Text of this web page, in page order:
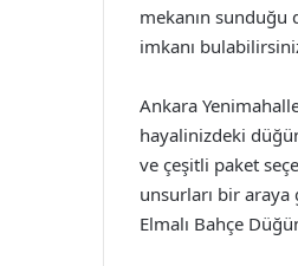
mekanın sunduğu
imkanı
Ankara
hayalinizdeki
ve çeşitli paket
unsurları bir
Elmalı Bahçe